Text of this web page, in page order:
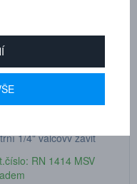
1/4" válcový závit
RN 1414 MSV